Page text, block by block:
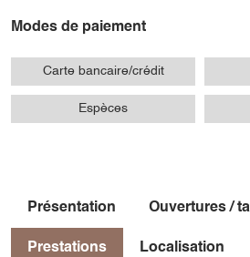
Modes de paiement
Carte bancaire/crédit
Espèces
Présentation Ouvertures /
Prestations Localisation